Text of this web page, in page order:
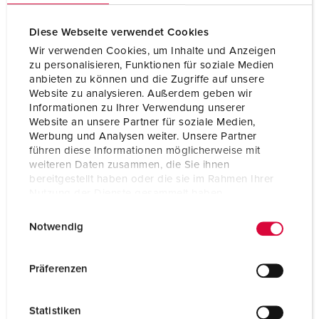
Diese Webseite verwendet Cookies
Wir verwenden Cookies, um Inhalte und Anzeigen
zu personalisieren, Funktionen für soziale Medien
anbieten zu können und die Zugriffe auf unsere
Website zu analysieren. Außerdem geben wir
Informationen zu Ihrer Verwendung unserer
Website an unsere Partner für soziale Medien,
Werbung und Analysen weiter. Unsere Partner
führen diese Informationen möglicherweise mit
weiteren Daten zusammen, die Sie ihnen
bereitgestellt haben oder die sie im Rahmen Ihrer
Notwendig
Präferenzen
Statistiken
Flansch 73.5x64 mm
Bohrloch 60x52 mm
Neigung 20 °
Gewicht 103 g
Prüfzeichen EAC